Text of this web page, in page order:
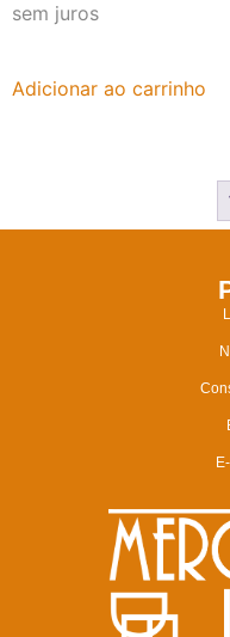
sem juros
Adicionar ao carrinho